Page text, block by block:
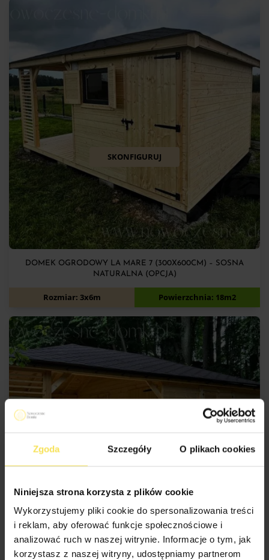
Zgoda Szczegóły O plikach cookies
Niniejsza strona korzysta z plików cookie
Wykorzystujemy pliki cookie do spersonalizowania treści
i reklam, aby oferować funkcje społecznościowe i
analizować ruch w naszej witrynie. Informacje o tym, jak
korzystasz z naszej witryny, udostępniamy partnerom
SKONFIGURUJ
DOMEK OGRODOWY LA MARE 7 (300X600CM) – SOSNA
NATURALNA (OPCJA)
11 700zł
Rozmiar: 3x6m Powierzchnia: 18m2